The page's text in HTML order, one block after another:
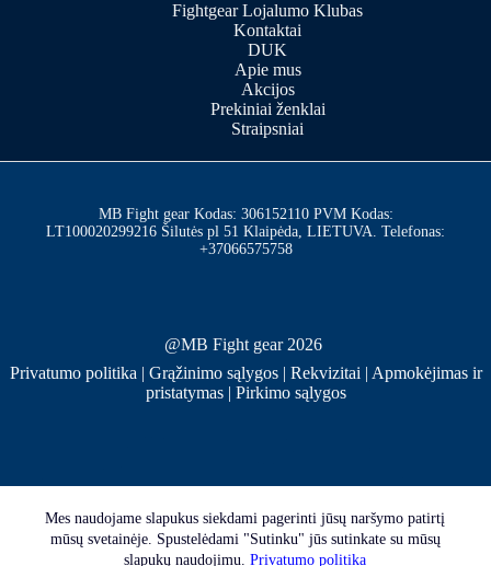
Mes naudojame slapukus siekdami pagerinti jūsų naršymo patirtį
mūsų svetainėje. Spustelėdami "Sutinku" jūs sutinkate su mūsų
slapukų naudojimu.Privatumo politika
Fightgear Lojalumo Klubas
Kontaktai
DUK
Apie mus
Akcijos
Prekiniai ženklai
Straipsniai
MB Fight gear Kodas: 306152110 PVM Kodas:
LT100020299216 Šilutės pl 51 Klaipėda, LIETUVA. Telefonas:
+37066575758
@MB Fight gear 2026
Privatumo politika | Grąžinimo sąlygos | Rekvizitai | Apmokėjimas ir
pristatymas| Pirkimo sąlygos